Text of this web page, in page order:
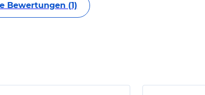
Bewertungen (1)